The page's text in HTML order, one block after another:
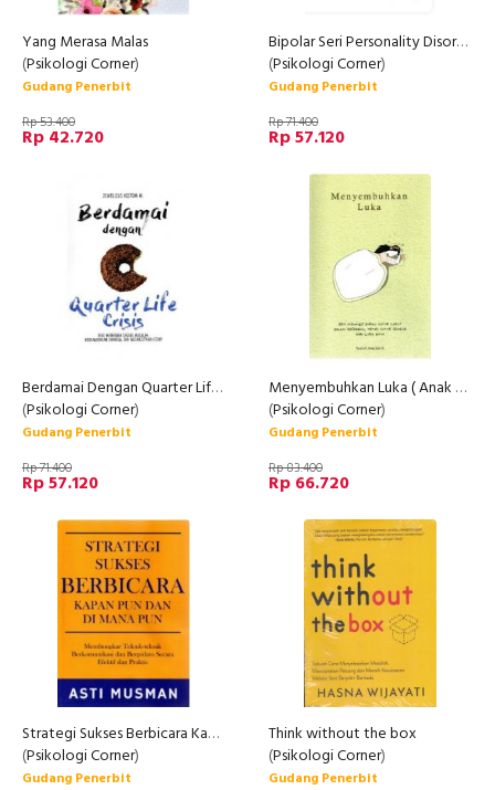
Yang Merasa Malas
(Psikologi Corner)
Gudang Penerbit
Rp 53.400
Rp 42.720
Bipolar Seri Personality Disorder Dan Berbagai Hal Tentangnya
(Psikologi Corner)
Gudang Penerbit
Rp 71.400
Rp 57.120
Berdamai Dengan Quarter Life Crisis
(Psikologi Corner)
Gudang Penerbit
Rp 71.400
Rp 57.120
Menyembuhkan Luka ( Anak Hebat )
(Psikologi Corner)
Gudang Penerbit
Rp 83.400
Rp 66.720
Strategi Sukses Berbicara Kapan Pun dan Di Mana Pun
(Psikologi Corner)
Gudang Penerbit
Think without the box
(Psikologi Corner)
Gudang Penerbit